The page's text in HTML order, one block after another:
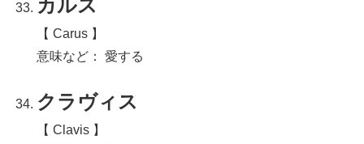
カルス
【 Carus 】
意味など： 愛する
クラヴィス
【 Clavis 】